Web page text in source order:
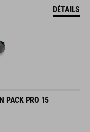
DÉTAILS
PACK PRO 15